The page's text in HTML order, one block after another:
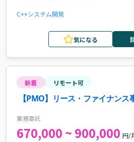
C++システム開発
気になる
新着 リモート可
【PMO】リース・ファイナン
業務委託
670,000 ~ 900,000 円/